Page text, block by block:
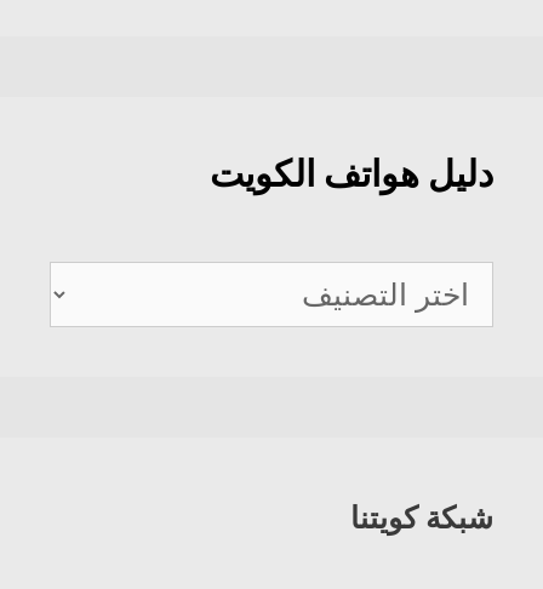
دليل هواتف الكويت
دليل
هواتف
شبكة كويتنا